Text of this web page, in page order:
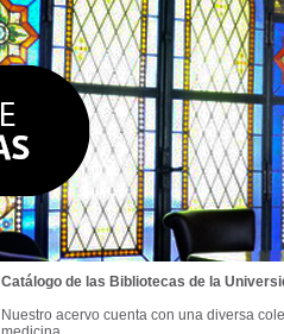
Catálogo de las Bibliotecas de la
Nuestro acervo cuenta con una diversa